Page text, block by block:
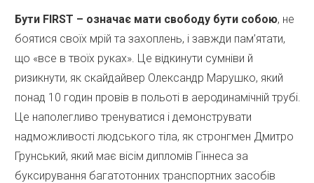
Бути FIRST – означає мати свободу бути собою, не
боятися своїх мрій та захоплень, і завжди пам’ятати,
що «все в твоїх руках». Це відкинути сумніви й
ризикнути, як скайдайвер Олександр Марушко, який
понад 10 годин провів в польоті в аеродинамічній трубі.
Це наполегливо тренуватися і демонструвати
надможливості людського тіла, як стронгмен Дмитро
Грунський, який має вісім дипломів Гіннеса за
буксирування багатотонних транспортних засобів